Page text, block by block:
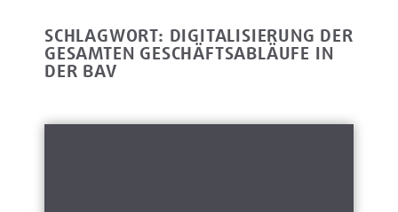
SCHLAGWORT: DIGITALISIERUNG DER
GESAMTEN GESCHÄFTSABLÄUFE IN
DER BAV